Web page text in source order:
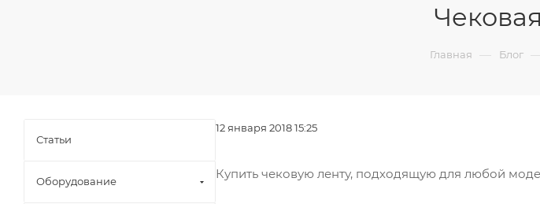
Главная — Блог
12 января 2018 15:25
Купить чековую ленту, подходящую для любой
Статьи
Оборудование